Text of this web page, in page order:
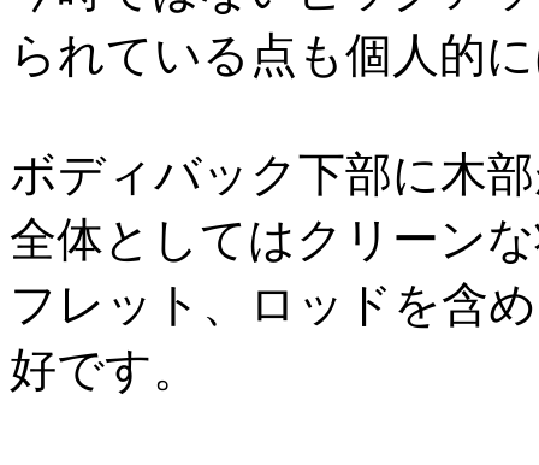
られている点も個人的
ボディバック下部に木
全体としてはクリーン
フレット、ロッドを含
好です。